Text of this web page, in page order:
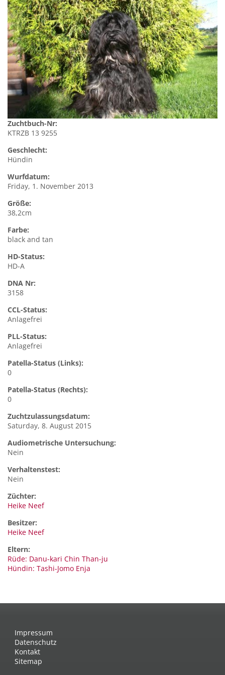
Zuchtbuch-Nr:
KTRZB 13 9255
Geschlecht:
Hündin
Wurfdatum:
Friday, 1. November 2013
Größe:
38,2cm
Farbe:
black and tan
HD-Status:
HD-A
DNA Nr:
3158
CCL-Status:
Anlagefrei
PLL-Status:
Anlagefrei
Patella-Status (Links):
0
Patella-Status (Rechts):
0
Zuchtzulassungsdatum:
Saturday, 8. August 2015
Audiometrische Untersuchung:
Nein
Verhaltenstest:
Nein
Züchter:
Heike Neef
Besitzer:
Heike Neef
Eltern:
Rüde: Danu-kari Chin Than-ju
Hündin: Tashi-Jomo Enja
Impressum
Datenschutz
Kontakt
Sitemap